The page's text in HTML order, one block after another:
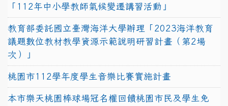
「112年中小學教師氣候變遷講習活動」
教育部委託國立臺灣海洋大學辦理「2023海洋教育
議題數位教材教學資源示範說明研習計畫（第2場
次）」
桃園市112學年度學生音樂比賽實施計畫
本市樂天桃園棒球場冠名權回饋桃園市民及學生免